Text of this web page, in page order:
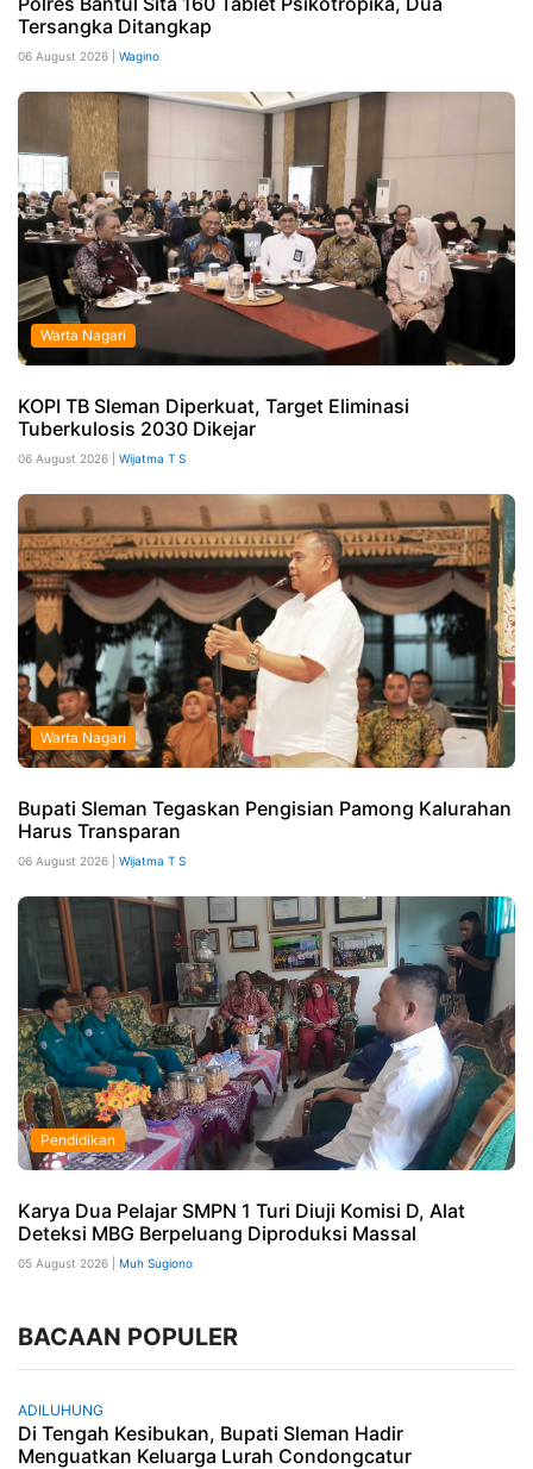
Tersangka Ditangkap
06 August 2026 | Wagino
Warta Nagari
KOPI TB Sleman Diperkuat, Target Eliminasi
Tuberkulosis 2030 Dikejar
06 August 2026 | Wijatma T S
Warta Nagari
Bupati Sleman Tegaskan Pengisian Pamong Kalurahan
Harus Transparan
06 August 2026 | Wijatma T S
Pendidikan
Karya Dua Pelajar SMPN 1 Turi Diuji Komisi D, Alat
Deteksi MBG Berpeluang Diproduksi Massal
05 August 2026 | Muh Sugiono
BACAAN POPULER
ADILUHUNG
Di Tengah Kesibukan, Bupati Sleman Hadir
Menguatkan Keluarga Lurah Condongcatur